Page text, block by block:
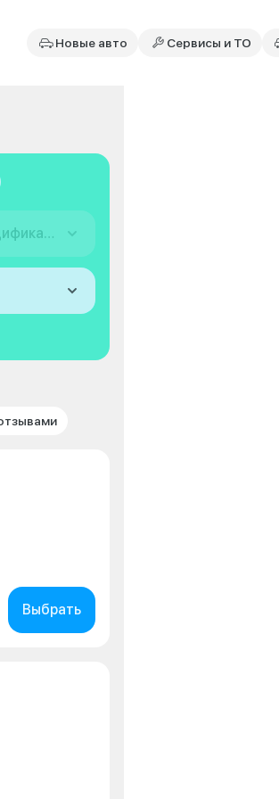
Новые авто Сервисы и ТО
Модификация
Выбрать